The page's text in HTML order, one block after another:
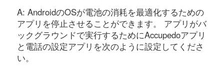
A: AndroidのOSが電池の消耗を最適化するための
アプリを停止させることができます。 アプリがバ
ックグラウンドで実行するためにAccupedoアプリ
と電話の設定アプリを次のように設定してくださ
い。